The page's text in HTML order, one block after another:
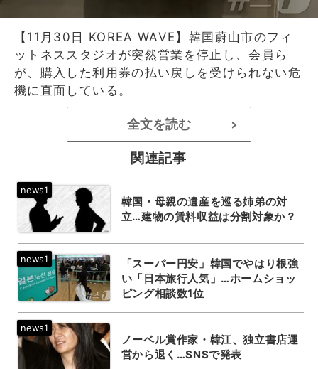
【11月30日 KOREA WAVE】韓国蔚山市のフィ
ットネススタジオが突然営業を停止し、会員ら
が、購入した利用券の払い戻しを受けられない危
機に直面している。
全文を読む >
関連記事
韓国・母親の遺産を巡る姉弟の対
立…建物の賃料収益は分割対象か？
「スーパー円安」韓国でやはり根強
い「日本旅行人気」…ホームショッ
ピング相談数1位
ノーベル賞作家・韓江、独立書店運
営から退く…SNSで発表